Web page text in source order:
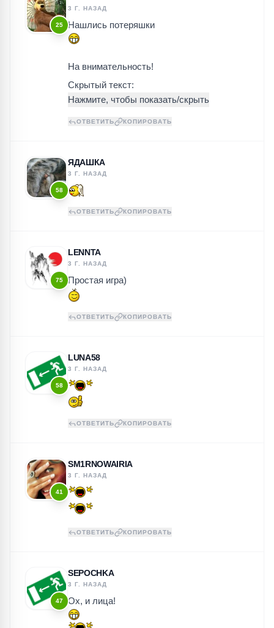
25
3 Г. НАЗАД
Нашлись потеряшки
На внимательность!
Скрытый текст:
ОТВЕТИТЬ КОПИРОВАТЬ
58
ЯДАШКА
3 Г. НАЗАД
ОТВЕТИТЬ КОПИРОВАТЬ
75
LENNTA
3 Г. НАЗАД
Простая игра)
ОТВЕТИТЬ КОПИРОВАТЬ
58
LUNA58
3 Г. НАЗАД
ОТВЕТИТЬ КОПИРОВАТЬ
41
SM1RNOWAIRIA
3 Г. НАЗАД
ОТВЕТИТЬ КОПИРОВАТЬ
47
SEPOCHKA
3 Г. НАЗАД
Ох, и лица!